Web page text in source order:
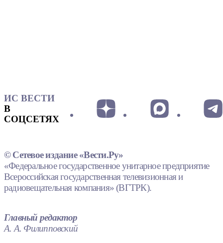
ИС ВЕСТИ
В
СОЦСЕТЯХ
© Сетевое издание «Вести.Ру»
«Федеральное государственное унитарное предприятие
Всероссийская государственная телевизионная и
радиовещательная компания» (ВГТРК).
Главный редактор
А. А. Филипповский